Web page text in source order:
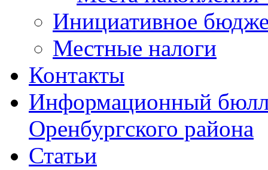
Инициативное
Местные налоги
Контакты
Информационный
Оренбургского района
Статьи